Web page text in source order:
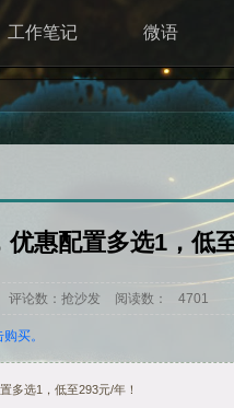
工作笔记 微语
惠配置多选1，低
评论数：抢沙发 阅读数： 4701
买。
多选1，低至293元/年！